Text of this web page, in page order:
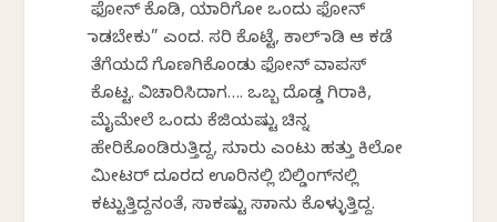
ಫೋನ್ ಕೊಡಿ, ಯಾರಿಗೋ ಒಂದು ಫೋನ್
ಮಾಡಬೇಕು” ಎಂದ. ಸರಿ ಕೊಟ್ಟೆ, ಕಾಲ್ ಮಾಡಿ ಆ ಕಡೆ
ತೆಗೆಯದೆ ಗೊಣಗಿಕೊಂಡು ಫೋನ್ ವಾಪಸ್
ಕೊಟ್ಟ. ವಿಚಾರಿಸಿದಾಗ…. ಒಬ್ಬ ದೊಡ್ಡ ಗಿರಾಕಿ,
ಮೈಮೇಲೆ ಒಂದು ಕೆಜಿಯಷ್ಟು ಚಿನ್ನ
ಹೇರಿಕೊಂಡಿರುತ್ತಿದ್ದ, ಸುಮಾರು ಎಂಟು ಹತ್ತು ಕಿಲೋ
ಮೀಟರ್ ದೂರದ ಊರಿನಲ್ಲಿ ಬಿಲ್ಡಿಂಗ್‌ನಲ್ಲಿ
ಕಟ್ಟುತ್ತಿದ್ದನಂತೆ, ಸಾಕಷ್ಟು ಸಾಮಾನು ಕೊಳ್ಳುತ್ತಿದ್ದ.